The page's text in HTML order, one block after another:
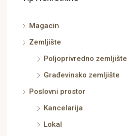
Magacin
Zemljište
Poljoprivredno zemljište
Građevinsko zemljište
Poslovni prostor
Kancelarija
Lokal